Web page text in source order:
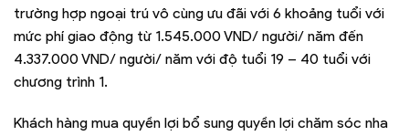
trường hợp ngoại trú vô cùng ưu đãi với 6 khoảng tuổi với
mức phí giao động từ 1.545.000 VND/ người/ năm đến
4.337.000 VND/ người/ năm với độ tuổi 19 – 40 tuổi với
chương trình 1.
Khách hàng mua quyền lợi bổ sung quyền lợi chăm sóc nha